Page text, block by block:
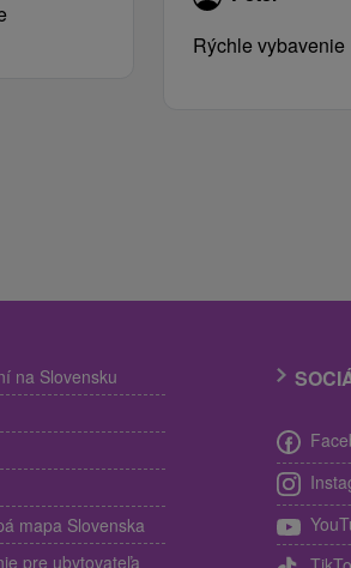
Rýchle vybavenie
na Slovensku
mapa Slovenska
pre ubytovateľa